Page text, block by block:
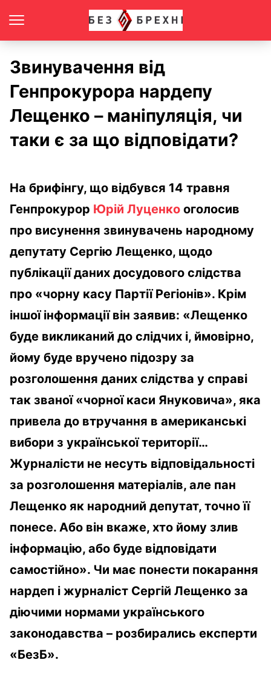
Звинувачення від
Генпрокурора нардепу
Лещенко – маніпуляція, чи
таки є за що відповідати?
На брифінгу, що відбувся 14 травня
Генпрокурор Юрій Луценко оголосив
про висунення звинувачень народному
депутату Сергію Лещенко, щодо
публікації даних досудового слідства
про «чорну касу Партії Регіонів». Крім
іншої інформації він заявив: «Лещенко
буде викликаний до слідчих і, ймовірно,
йому буде вручено підозру за
розголошення даних слідства у справі
так званої «чорної каси Януковича», яка
привела до втручання в американські
вибори з української території…
Журналісти не несуть відповідальності
за розголошення матеріалів, але пан
Лещенко як народний депутат, точно її
понесе. Або він вкаже, хто йому злив
інформацію, або буде відповідати
самостійно». Чи має понести покарання
нардеп і журналіст Сергій Лещенко за
діючими нормами українського
законодавства – розбирались експерти
«БезБ».